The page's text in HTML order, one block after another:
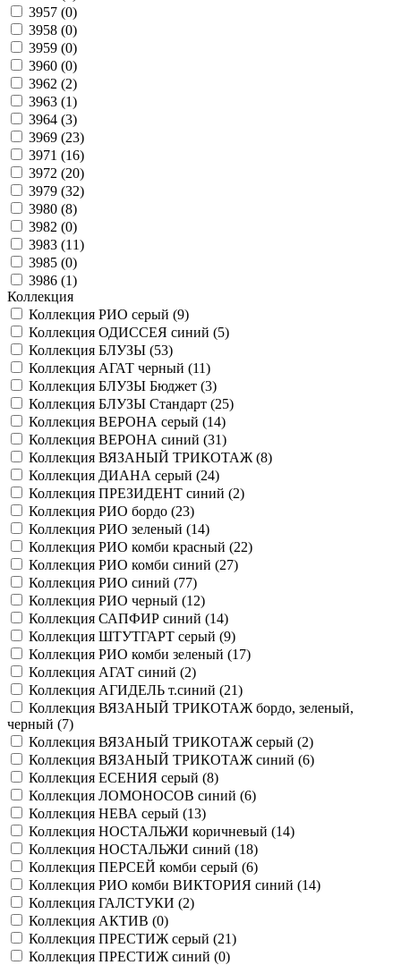
3957 (0)
3958 (0)
3959 (0)
3960 (0)
3962 (2)
3963 (1)
3964 (3)
3969 (23)
3971 (16)
3972 (20)
3979 (32)
3980 (8)
3982 (0)
3983 (11)
3985 (0)
3986 (1)
Коллекция
Коллекция РИО серый (9)
Коллекция ОДИССЕЯ синий (5)
Коллекция БЛУЗЫ (53)
Коллекция АГАТ черный (11)
Коллекция БЛУЗЫ Бюджет (3)
Коллекция БЛУЗЫ Стандарт (25)
Коллекция ВЕРОНА серый (14)
Коллекция ВЕРОНА синий (31)
Коллекция ВЯЗАНЫЙ ТРИКОТАЖ (8)
Коллекция ДИАНА серый (24)
Коллекция ПРЕЗИДЕНТ синий (2)
Коллекция РИО бордо (23)
Коллекция РИО зеленый (14)
Коллекция РИО комби красный (22)
Коллекция РИО комби синий (27)
Коллекция РИО синий (77)
Коллекция РИО черный (12)
Коллекция САПФИР синий (14)
Коллекция ШТУТГАРТ серый (9)
Коллекция РИО комби зеленый (17)
Коллекция АГАТ синий (2)
Коллекция АГИДЕЛЬ т.синий (21)
Коллекция ВЯЗАНЫЙ ТРИКОТАЖ бордо, зеленый,
черный (7)
Коллекция ВЯЗАНЫЙ ТРИКОТАЖ серый (2)
Коллекция ВЯЗАНЫЙ ТРИКОТАЖ синий (6)
Коллекция ЕСЕНИЯ серый (8)
Коллекция ЛОМОНОСОВ синий (6)
Коллекция НЕВА серый (13)
Коллекция НОСТАЛЬЖИ коричневый (14)
Коллекция НОСТАЛЬЖИ синий (18)
Коллекция ПЕРСЕЙ комби серый (6)
Коллекция РИО комби ВИКТОРИЯ синий (14)
Коллекция ГАЛСТУКИ (2)
Коллекция АКТИВ (0)
Коллекция ПРЕСТИЖ серый (21)
Коллекция ПРЕСТИЖ синий (0)